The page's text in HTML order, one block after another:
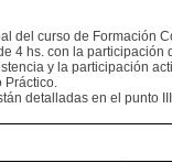
del curso de Formación
4 hs. con la
y la participación
Práctico.
detalladas en el